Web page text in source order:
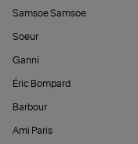
Samsoe Samsoe
Soeur
Ganni
Éric Bompard
Barbour
Ami Paris